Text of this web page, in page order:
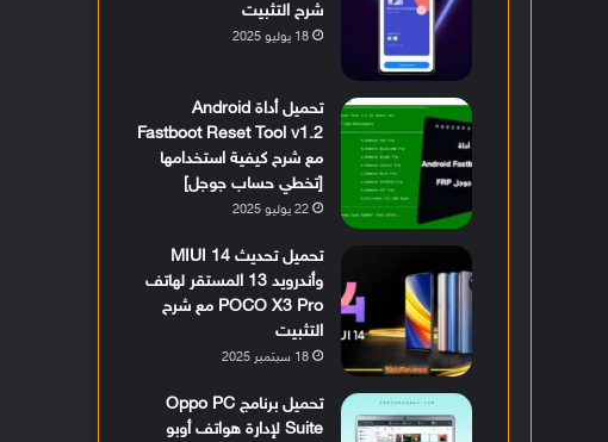
شرح التثبيت
18 يوليو 2025
تحميل أداة Android
Fastboot Reset Tool v1.2
مع شرح كيفية استخدامها
[تخطي حساب جوجل]
22 يوليو 2025
تحميل تحديث MIUI 14
وأندرويد 13 المستقر لهاتف
POCO X3 Pro مع شرح
التثبيت
18 سبتمبر 2025
تحميل برنامج Oppo PC
Suite لإدارة هواتف أوبو